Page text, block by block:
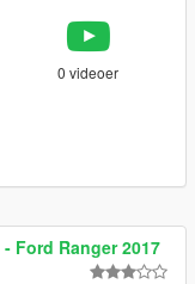
0 videoer
Ford Ranger 2017